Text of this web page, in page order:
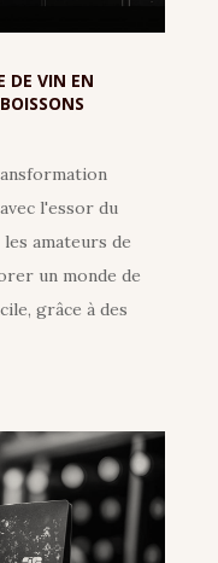
DE VIN EN
l'essor du
amateurs de
un monde de
grâce à des